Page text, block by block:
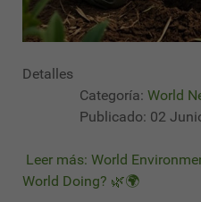
Detalles
Categoría: World
Publicado: 02
Leer más: World
World Doing? 🌿🌍